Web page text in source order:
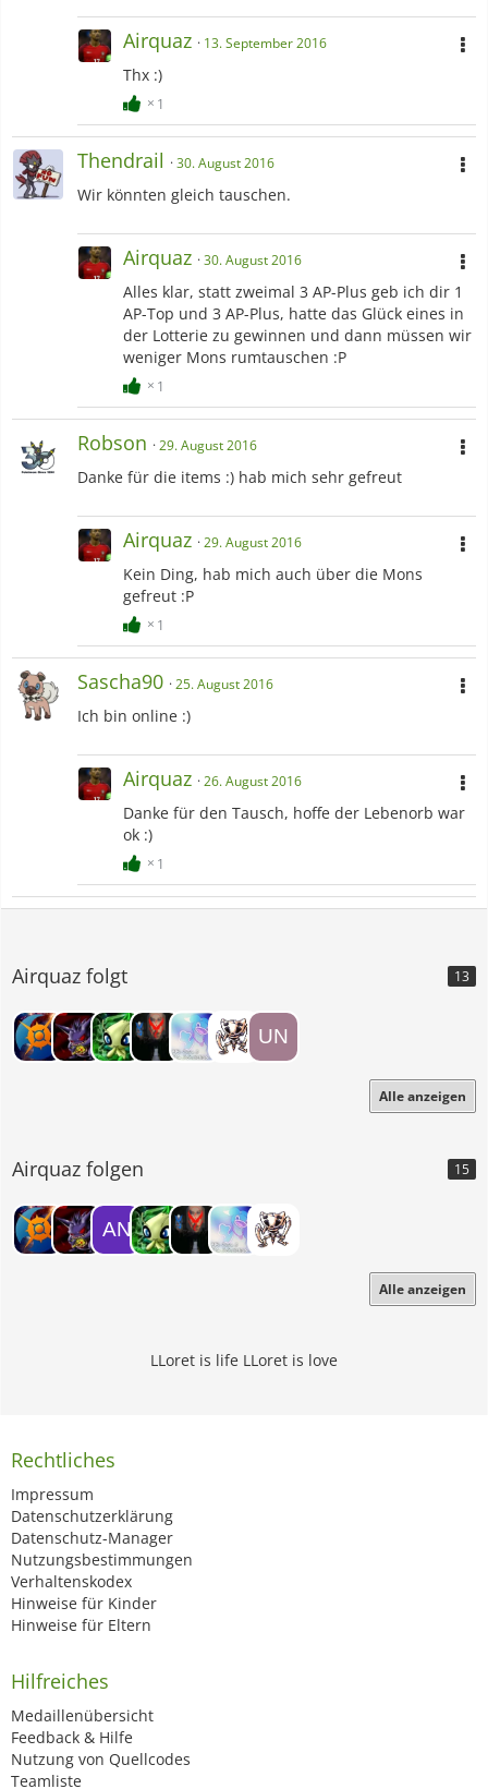
Airquaz 13. September 2016
Thx :)
1
Thendrail 30. August 2016
Wir könnten gleich tauschen.
Airquaz 30. August 2016
Alles klar, statt zweimal 3 AP-Plus geb ich dir 1
AP-Top und 3 AP-Plus, hatte das Glück eines in
der Lotterie zu gewinnen und dann müssen wir
weniger Mons rumtauschen :P
1
Robson 29. August 2016
Danke für die items :) hab mich sehr gefreut
Airquaz 29. August 2016
Kein Ding, hab mich auch über die Mons
gefreut :P
1
Sascha90 25. August 2016
Ich bin online :)
Airquaz 26. August 2016
Danke für den Tausch, hoffe der Lebenorb war
ok :)
1
Airquaz folgt 13
Alle anzeigen
Airquaz folgen 15
Alle anzeigen
LLoret is life LLoret is love
Rechtliches
Impressum
Datenschutzerklärung
Datenschutz-Manager
Nutzungsbestimmungen
Verhaltenskodex
Hinweise für Kinder
Hinweise für Eltern
Hilfreiches
Medaillenübersicht
Feedback & Hilfe
Nutzung von Quellcodes
Teamliste